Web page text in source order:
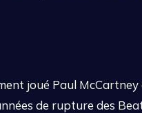
joué Paul
de rupture des